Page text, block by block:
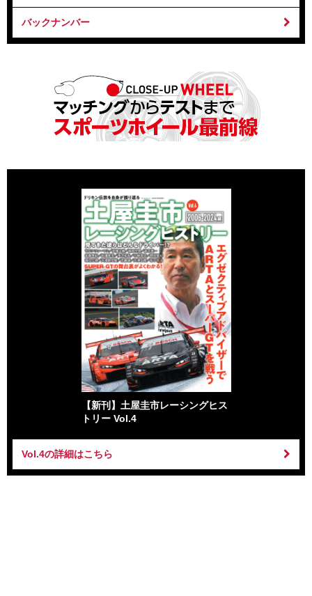
バックナンバー
【新刊】土屋圭市レーシングヒス
トリー Vol.4
Vol.4の詳細はこちら